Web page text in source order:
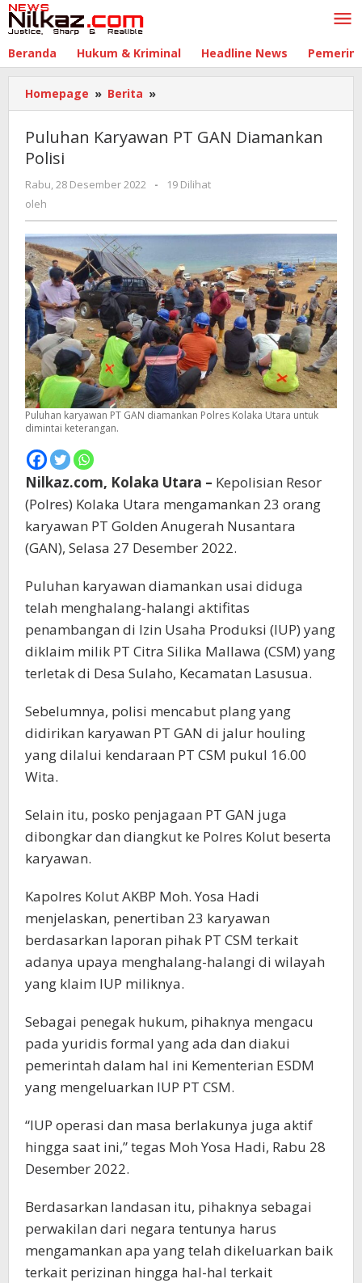
Lewati
ke
Beranda Hukum & Kriminal Headline News
Homepage » Berita »
Karyawan
GAN
Polisi
Puluhan Karyawan PT GAN Diamankan
Polisi
Rabu, 28 Desember 2022 oleh
-
19 Dilihat
oleh
Puluhan karyawan PT GAN diamankan Polres Kolaka Utara untuk
dimintai keterangan.
Nilkaz.com, Kolaka Utara – Kepolisian Resor
(Polres) Kolaka Utara mengamankan 23 orang
karyawan PT Golden Anugerah Nusantara
(GAN), Selasa 27 Desember 2022.
Puluhan karyawan diamankan usai diduga
telah menghalang-halangi aktifitas
penambangan di Izin Usaha Produksi (IUP) yang
diklaim milik PT Citra Silika Mallawa (CSM) yang
terletak di Desa Sulaho, Kecamatan Lasusua.
Sebelumnya, polisi mencabut plang yang
didirikan karyawan PT GAN di jalur houling
yang dilalui kendaraan PT CSM pukul 16.00
Wita.
Selain itu, posko penjagaan PT GAN juga
dibongkar dan diangkut ke Polres Kolut beserta
karyawan.
Kapolres Kolut AKBP Moh. Yosa Hadi
menjelaskan, penertiban 23 karyawan
berdasarkan laporan pihak PT CSM terkait
adanya upaya menghalang-halangi di wilayah
yang klaim IUP miliknya.
Sebagai penegak hukum, pihaknya mengacu
pada yuridis formal yang ada dan diakui
pemerintah dalam hal ini Kementerian ESDM
yang mengeluarkan IUP PT CSM.
“IUP operasi dan masa berlakunya juga aktif
hingga saat ini,” tegas Moh Yosa Hadi, Rabu 28
Desember 2022.
Berdasarkan landasan itu, pihaknya sebagai
perwakilan dari negara tentunya harus
mengamankan apa yang telah dikeluarkan baik
terkait perizinan hingga hal-hal terkait